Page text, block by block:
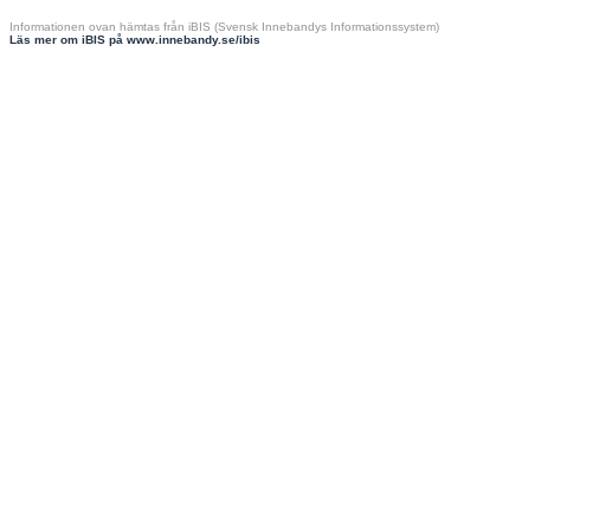
Informationen ovan hämtas från iBIS (Svensk Innebandys Informationssystem)
Läs mer om iBIS på www.innebandy.se/ibis